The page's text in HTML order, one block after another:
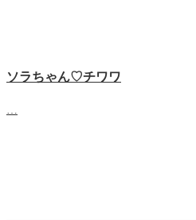
ソラちゃん♡‬チワワ